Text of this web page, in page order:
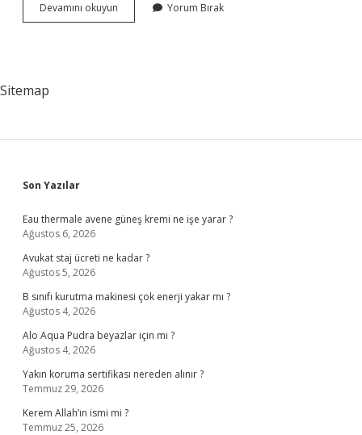
Devamını okuyun
Ne
Yorum Bırak
Sitemap
Sidebar
Son Yazılar
Eau thermale avene güneş kremi ne işe yarar ?
Ağustos 6, 2026
Avukat staj ücreti ne kadar ?
Ağustos 5, 2026
B sınıfı kurutma makinesi çok enerji yakar mı ?
Ağustos 4, 2026
Alo Aqua Pudra beyazlar için mi ?
Ağustos 4, 2026
Yakın koruma sertifikası nereden alınır ?
Temmuz 29, 2026
Kerem Allah’ın ismi mi ?
Temmuz 25, 2026